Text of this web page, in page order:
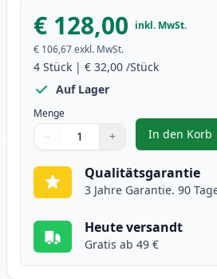
€ 128,00 inkl. MwSt.
€ 106,67exkl. MwSt.
4 Stück | € 32,00 /Stück
Auf Lager
Menge
Verwenden Sie die Tasten, um
− +
1
In den Korb
, 4
Qualitätsgarantie
3 Jahre Garantie. 90
Heute versandt
Gratis ab 49 €